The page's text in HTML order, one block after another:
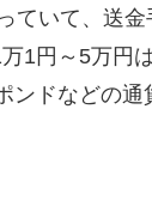
いて、送金
1円～5万円
ンドなどの通